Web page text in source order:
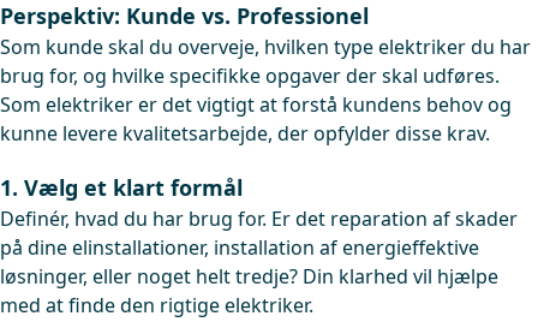
Perspektiv: Kunde vs. Professionel
Som kunde skal du overveje, hvilken type elektriker du har
brug for, og hvilke specifikke opgaver der skal udføres.
Som elektriker er det vigtigt at forstå kundens behov og
kunne levere kvalitetsarbejde, der opfylder disse krav.
1. Vælg et klart formål
Definér, hvad du har brug for. Er det reparation af skader
på dine elinstallationer, installation af energieffektive
løsninger, eller noget helt tredje? Din klarhed vil hjælpe
med at finde den rigtige elektriker.